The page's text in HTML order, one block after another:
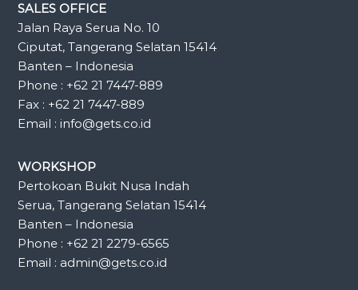
SALES OFFICE
Jalan Raya Serua No. 10
Ciputat, Tangerang Selatan 15414
Banten – Indonesia
Phone : +62 21 7447-889
Fax : +62 21 7447-889
Email : info@gets.co.id
WORKSHOP
Pertokoan Bukit Nusa Indah
Serua, Tangerang Selatan 15414
Banten – Indonesia
Phone : +62 21 2279-6565
Email : admin@gets.co.id